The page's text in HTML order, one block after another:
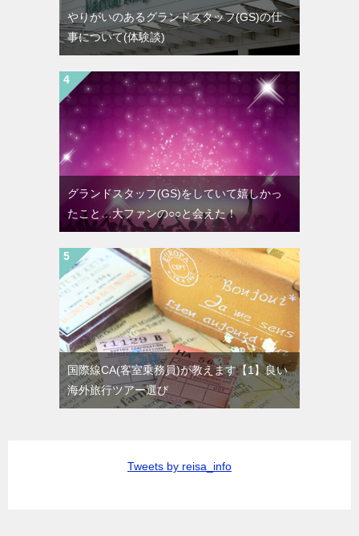
やりがいのあるグランドスタッフ(GS)の仕
事について(体験談)
グランドスタッフ(GS)をしていて嬉しかっ
たこと…大ファンの○○と会えた！
国際線CA(客室乗務員)が教えます【1】良い
海外旅行ツアー選び
Tweets by reisa_info